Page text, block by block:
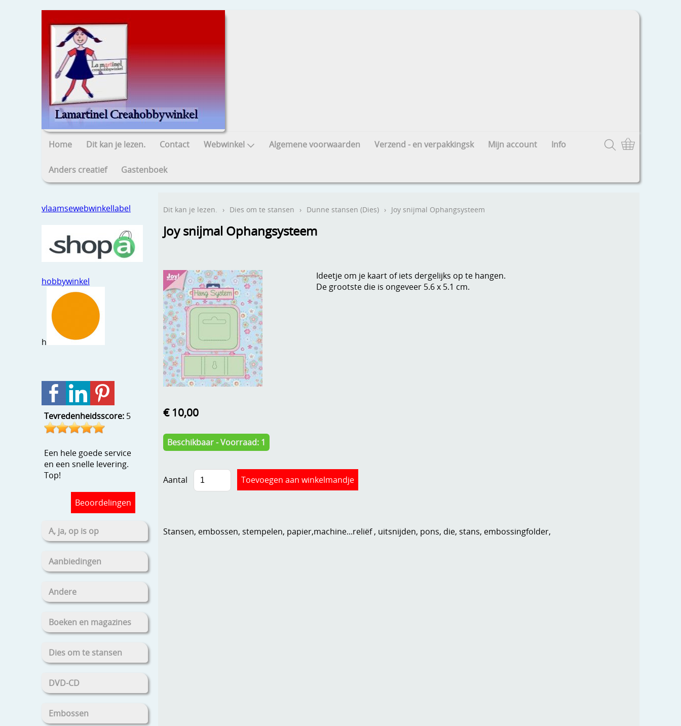
Home Dit kan je lezen. Contact Webwinkel Algemene voorwaarden Verzend - en verpakkingsk Mijn account Info
Anders creatief Gastenboek
vlaamsewebwinkellabel
hobbywinkel
h
Tevredenheidsscore: 5
Een hele goede service
en een snelle levering.
Top!
Beoordelingen
A, ja, op is op
Aanbiedingen
Andere
Boeken en magazines
Dies om te stansen
DVD-CD
Embossen
Dit kan je lezen. › Dies om te stansen › Dunne stansen (Dies) › Joy snijmal Ophangsysteem
Joy snijmal Ophangsysteem
Ideetje om je kaart of iets dergelijks op te hangen.
De grootste die is ongeveer 5.6 x 5.1 cm.
€ 10,00
Beschikbaar - Voorraad: 1
Aantal
Stansen, embossen, stempelen, papier,machine...reliëf , uitsnijden, pons, die, stans, embossingfolder,